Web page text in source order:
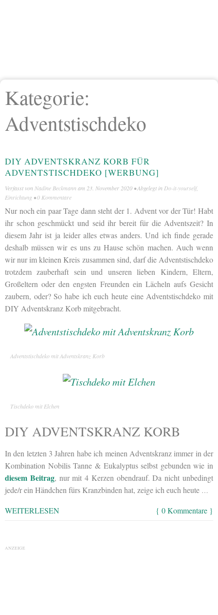
Kategorie:
Adventstischdeko
DIY ADVENTSKRANZ KORB FÜR
ADVENTSTISCHDEKO [WERBUNG]
Verfasst von Nadine Beckmann am 23. November 2020 • Abgelegt in Do-it-yourself,
Einrichtung •0 Kommentare
Nur noch ein paar Tage dann steht der 1. Advent vor der Tür! Habt
ihr schon geschmückt und seid ihr bereit für die Adventszeit? In
diesem Jahr ist ja leider alles etwas anders. Und ich finde gerade
deshalb müssen wir es uns zu Hause schön machen. Auch wenn
wir nur im kleinen Kreis zusammen sind, darf die Adventstischdeko
trotzdem zauberhaft sein und unseren lieben Kindern, Eltern,
Großeltern oder den engsten Freunden ein Lächeln aufs Gesicht
zaubern, oder? So habe ich euch heute eine Adventstischdeko mit
DIY Adventskranz Korb mitgebracht.
Adventstischdeko mit Adventskranz Korb
Tischdeko mit Elchen
DIY ADVENTSKRANZ KORB
In den letzten 3 Jahren habe ich meinen Adventskranz immer in der
Kombination Nobilis Tanne & Eukalyptus selbst gebunden wie in
diesem Beitrag, nur mit 4 Kerzen obendrauf. Da nicht unbedingt
jede/r ein Händchen fürs Kranzbinden hat, zeige ich euch heute …
WEITERLESEN { 0 Kommentare }
ANZEIGE